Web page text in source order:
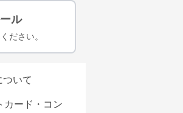
ル
ださい。
ついて
カード・コン